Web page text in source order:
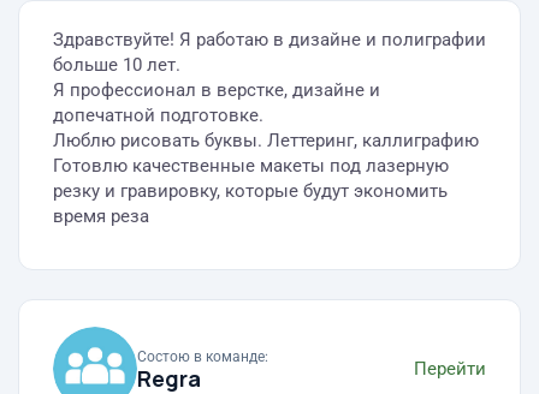
Здравствуйте! Я работаю в дизайне и полиграфии
больше 10 лет.
Я профессионал в верстке, дизайне и
допечатной подготовке.
Люблю рисовать буквы. Леттеринг, каллиграфию
Готовлю качественные макеты под лазерную
резку и гравировку, которые будут экономить
время реза
Состою в команде:
Regra Перейти